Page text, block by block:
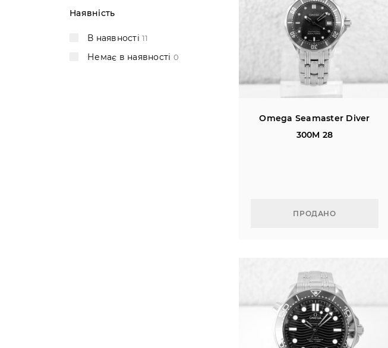
Rolex Sky-Dweller
Rolex Sea-Dweller +2
Наявність
В наявності 11
Немає в наявності 0
Omega Seamaster Diver
300M 28
ПРОДАНО